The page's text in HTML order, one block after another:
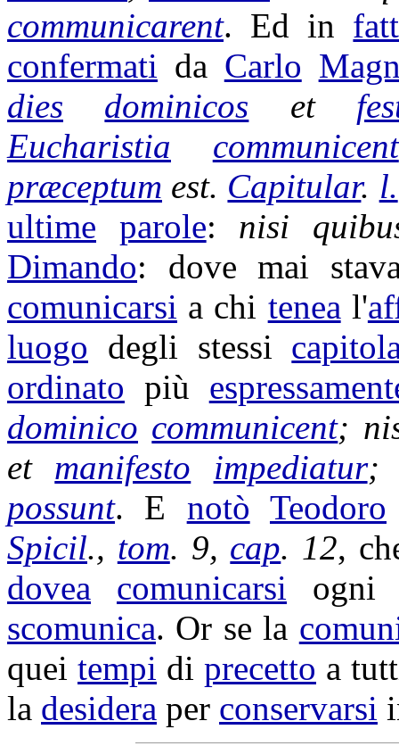
communicarent. Ed in
confermati da Carlo
dies
dominicos et
Eucharistia
communicent
præceptum est. Capitular. l.
ultime
parole: nisi
Dimando: dove mai
comunicarsi a chi tenea l'
luogo degli stessi
ordinato più
dominico communicent;
et manifesto impediatur
possunt. E notò Teodoro
Spicil., tom. 9, cap. 12,
dovea
comunicarsi
scomunica. Or se la
quei tempi di precetto a
la desidera per conservarsi